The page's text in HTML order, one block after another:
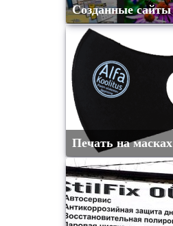
Созданные сайты
Печать на масках